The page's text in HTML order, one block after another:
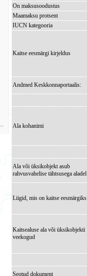
On maksusoodustus
Maamaksu protsent
IUCN kategooria
Kaitse eesmärgi kirjeldus
Andmed Keskkonnaportaalis:
Ala kohanimi
Ala või üksikobjekt asub
rahvusvahelise tähtsusega aladel
Liigid, mis on kaitse eesmärgiks
Kaitsealuse ala või üksikobjekti
veekogud
Seotud dokument